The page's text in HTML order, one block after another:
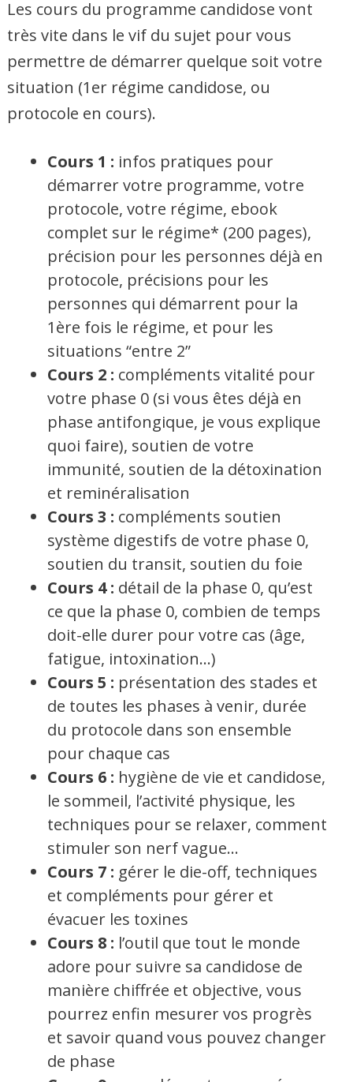
Les cours du programme candidose vont
très vite dans le vif du sujet pour vous
permettre de démarrer quelque soit votre
situation (1er régime candidose, ou
protocole en cours).
Cours 1 : infos pratiques pour
démarrer votre programme, votre
protocole, votre régime, ebook
complet sur le régime* (200 pages),
précision pour les personnes déjà en
protocole, précisions pour les
personnes qui démarrent pour la
1ère fois le régime, et pour les
situations “entre 2”
Cours 2 : compléments vitalité pour
votre phase 0 (si vous êtes déjà en
phase antifongique, je vous explique
quoi faire), soutien de votre
immunité, soutien de la détoxination
et reminéralisation
Cours 3 : compléments soutien
système digestifs de votre phase 0,
soutien du transit, soutien du foie
Cours 4 : détail de la phase 0, qu’est
ce que la phase 0, combien de temps
doit-elle durer pour votre cas (âge,
fatigue, intoxination…)
Cours 5 : présentation des stades et
de toutes les phases à venir, durée
du protocole dans son ensemble
pour chaque cas
Cours 6 : hygiène de vie et candidose,
le sommeil, l’activité physique, les
techniques pour se relaxer, comment
stimuler son nerf vague…
Cours 7 : gérer le die-off, techniques
et compléments pour gérer et
évacuer les toxines
Cours 8 : l’outil que tout le monde
adore pour suivre sa candidose de
manière chiffrée et objective, vous
pourrez enfin mesurer vos progrès
et savoir quand vous pouvez changer
de phase